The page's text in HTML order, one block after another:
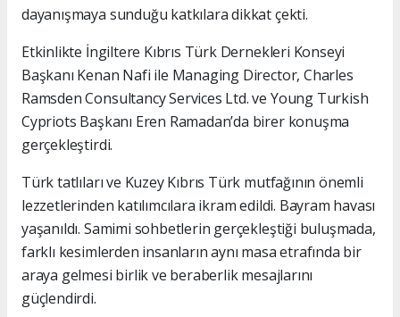
dayanışmaya sunduğu katkılara dikkat çekti.
Etkinlikte İngiltere Kıbrıs Türk Dernekleri Konseyi
Başkanı Kenan Nafi ile Managing Director, Charles
Ramsden Consultancy Services Ltd. ve Young Turkish
Cypriots Başkanı Eren Ramadan’da birer konuşma
gerçekleştirdi.
Türk tatlıları ve Kuzey Kıbrıs Türk mutfağının önemli
lezzetlerinden katılımcılara ikram edildi. Bayram havası
yaşanıldı. Samimi sohbetlerin gerçekleştiği buluşmada,
farklı kesimlerden insanların aynı masa etrafında bir
araya gelmesi birlik ve beraberlik mesajlarını
güçlendirdi.